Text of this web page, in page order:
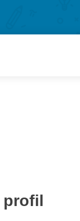
profil